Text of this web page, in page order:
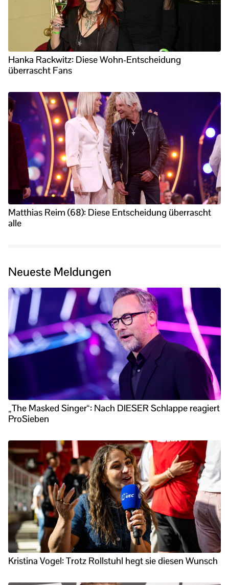
Hanka Rackwitz: Diese Wohn-Entscheidung
überrascht Fans
Matthias Reim (68): Diese Entscheidung überrascht
alle
Neueste Meldungen
„The Masked Singer“: Nach DIESER Schlappe reagiert
ProSieben
Kristina Vogel: Trotz Rollstuhl hegt sie diesen Wunsch